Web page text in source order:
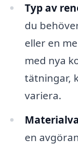
Typ av
du
eller en
med nya
tätningar,
variera.
en